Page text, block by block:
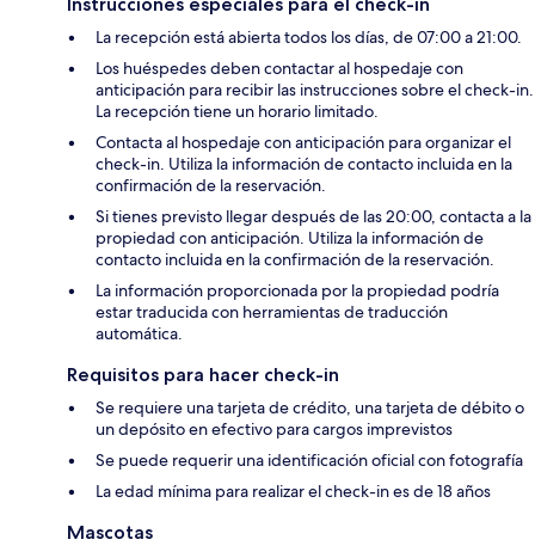
La recepción está abierta todos los días, de 07:00 a 21:00.
Los huéspedes deben contactar al hospedaje con
anticipación para recibir las instrucciones sobre el check-in.
La recepción tiene un horario limitado.
Contacta al hospedaje con anticipación para organizar el
check-in. Utiliza la información de contacto incluida en la
confirmación de la reservación.
Si tienes previsto llegar después de las 20:00, contacta a la
propiedad con anticipación. Utiliza la información de
contacto incluida en la confirmación de la reservación.
La información proporcionada por la propiedad podría
estar traducida con herramientas de traducción
automática.
Requisitos para hacer check-in
Se requiere una tarjeta de crédito, una tarjeta de débito o
un depósito en efectivo para cargos imprevistos
Se puede requerir una identificación oficial con fotografía
La edad mínima para realizar el check-in es de 18 años
Mascotas